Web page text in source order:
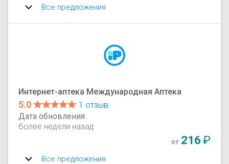
Все предложения
Интернет-аптека Международная Аптека
5.0
1 отзыв
Дата обновления
более недели назад
от 216₽
Все предложения